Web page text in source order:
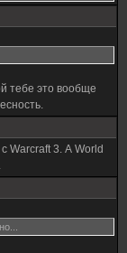
тебе это вообще
Warcraft 3. А World